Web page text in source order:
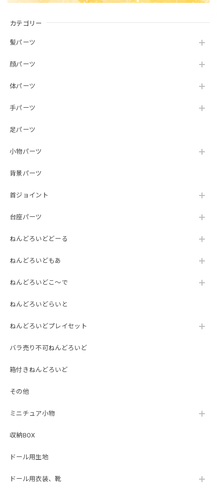
カテゴリー
髪パーツ
顔パーツ
体パーツ
手パーツ
足パーツ
小物パーツ
背景パーツ
首ジョイント
台座パーツ
ねんどろいどどーる
ねんどろいどもあ
ねんどろいどこ～で
ねんどろいどらいと
ねんどろいどプレイセット
バラ売り不可ねんどろいど
箱付きねんどろいど
その他
ミニチュア小物
収納BOX
ドール用生地
ドール用衣装、靴